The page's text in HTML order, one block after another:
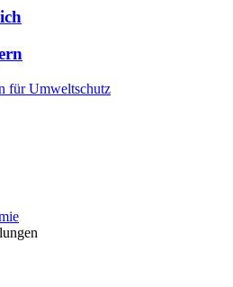
für Umweltschutz